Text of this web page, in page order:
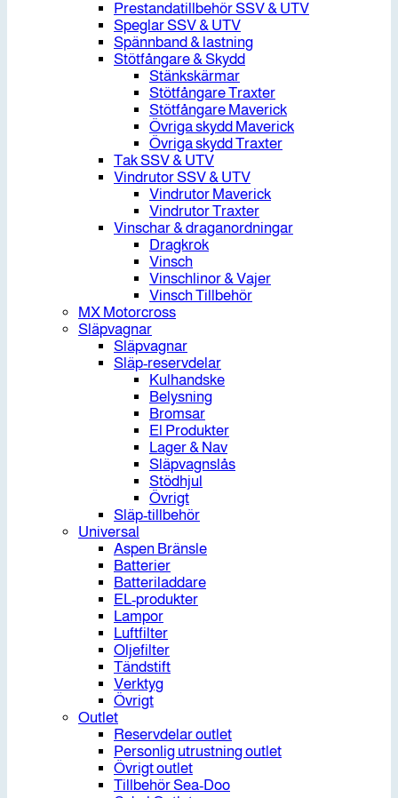
Prestandatillbehör SSV & UTV
Speglar SSV & UTV
Spännband & lastning
Stötfångare & Skydd
Stänkskärmar
Stötfångare Traxter
Stötfångare Maverick
Övriga skydd Maverick
Övriga skydd Traxter
Tak SSV & UTV
Vindrutor SSV & UTV
Vindrutor Maverick
Vindrutor Traxter
Vinschar & draganordningar
Dragkrok
Vinsch
Vinschlinor & Vajer
Vinsch Tillbehör
MX Motorcross
Släpvagnar
Släpvagnar
Släp-reservdelar
Kulhandske
Belysning
Bromsar
El Produkter
Lager & Nav
Släpvagnslås
Stödhjul
Övrigt
Släp-tillbehör
Universal
Aspen Bränsle
Batterier
Batteriladdare
EL-produkter
Lampor
Luftfilter
Oljefilter
Tändstift
Verktyg
Övrigt
Outlet
Reservdelar outlet
Personlig utrustning outlet
Övrigt outlet
Tillbehör Sea-Doo